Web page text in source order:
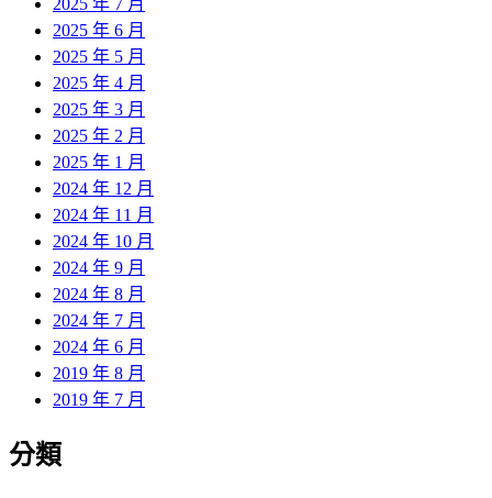
2025 年 7 月
2025 年 6 月
2025 年 5 月
2025 年 4 月
2025 年 3 月
2025 年 2 月
2025 年 1 月
2024 年 12 月
2024 年 11 月
2024 年 10 月
2024 年 9 月
2024 年 8 月
2024 年 7 月
2024 年 6 月
2019 年 8 月
2019 年 7 月
分類